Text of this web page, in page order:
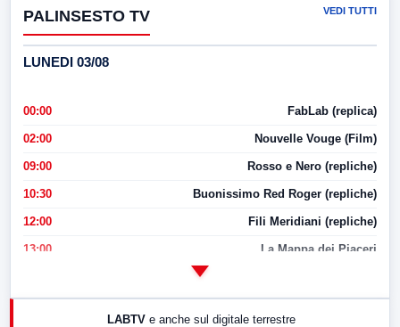
PALINSESTO TV VEDI TUTTI
LUNEDI 03/08
00:00 FabLab (replica)
02:00 Nouvelle Vouge (Film)
09:00 Rosso e Nero (repliche)
10:30 Buonissimo Red Roger (repliche)
12:00 Fili Meridiani (repliche)
13:00 La Mappa dei Piaceri
17:00 LabNews (replica)
LABTV e anche sul digitale terrestre